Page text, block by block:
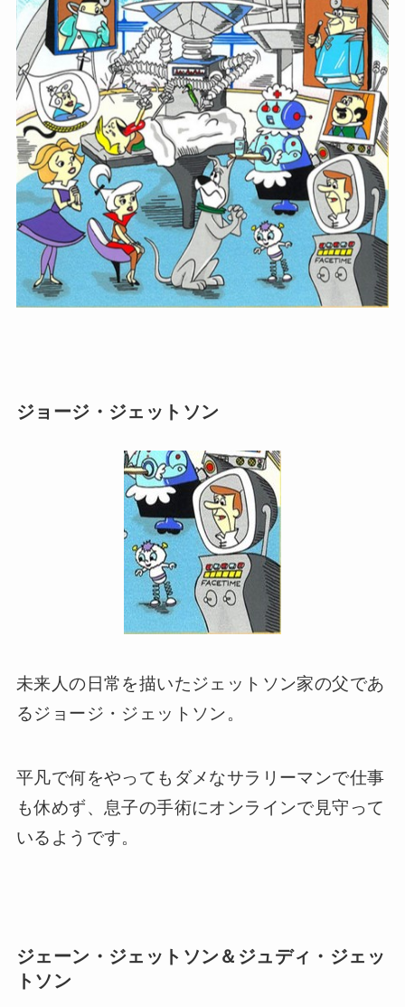
ジョージ・ジェットソン
未来人の日常を描いたジェットソン家の父であ
るジョージ・ジェットソン。
平凡で何をやってもダメなサラリーマンで仕事
も休めず、息子の手術にオンラインで見守って
いるようです。
ジェーン・ジェットソン＆ジュディ・ジェッ
トソン